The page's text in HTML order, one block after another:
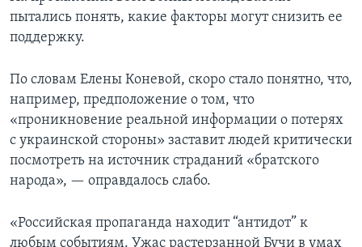
пытались понять, какие факторы могут снизить ее
поддержку.
По словам Елены Коневой, скоро стало понятно, что,
например, предположение о том, что
«проникновение реальной информации о потерях
с украинской стороны» заставит людей критически
посмотреть на источник страданий «братского
народа», — оправдалось слабо.
«Российская пропаганда находит “антидот” к
любым событиям. Ужас растерзанной Бучи в умах